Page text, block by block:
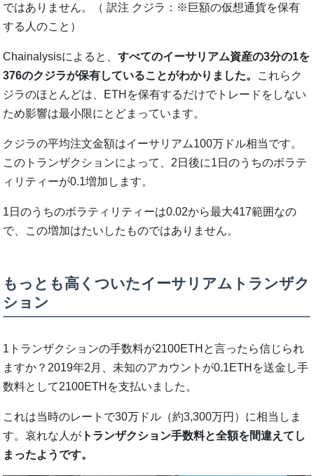
ではありません。（ 訳注 クジラ：※巨額の仮想通貨を保有
する人のこと）
Chainalysisによると、すべてのイーサリアム資産の3分の1を
376のクジラが保有していることがわかりました。 これらク
ジラのほとんどは、ETHを保有するだけでトレードをしない
ため影響は最小限にとどまっています。
クジラの平均注文金額はイーサリアム100万ドル相当です。
このトランザクションによって、2日後に1日のうちのボラテ
ィリティーが0.1増加します。
1日のうちのボラティリティーは0.02から最大417範囲なの
で、この増加はたいしたものではありません。
もっとも高くついたイーサリアムトランザク
ション
1トランザクションの手数料が2100ETHと言ったら信じられ
ますか？2019年2月、未知のアカウントが0.1ETHを送金し手
数料として2100ETHを支払いました。
これは当時のレートで30万ドル（約3,300万円）に相当しま
す。哀れな人が トランザクション手数料と全額を間違えてし
まったようです。